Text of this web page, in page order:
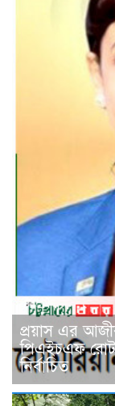
প্রয়াস এর
পিএইচএফ
নির্বাচিত